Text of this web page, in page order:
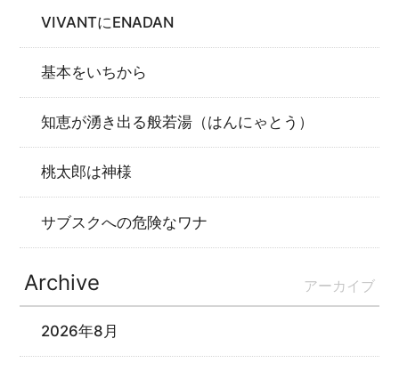
VIVANTにENADAN
基本をいちから
知恵が湧き出る般若湯（はんにゃとう）
桃太郎は神様
サブスクへの危険なワナ
Archive アーカイブ
2026年8月